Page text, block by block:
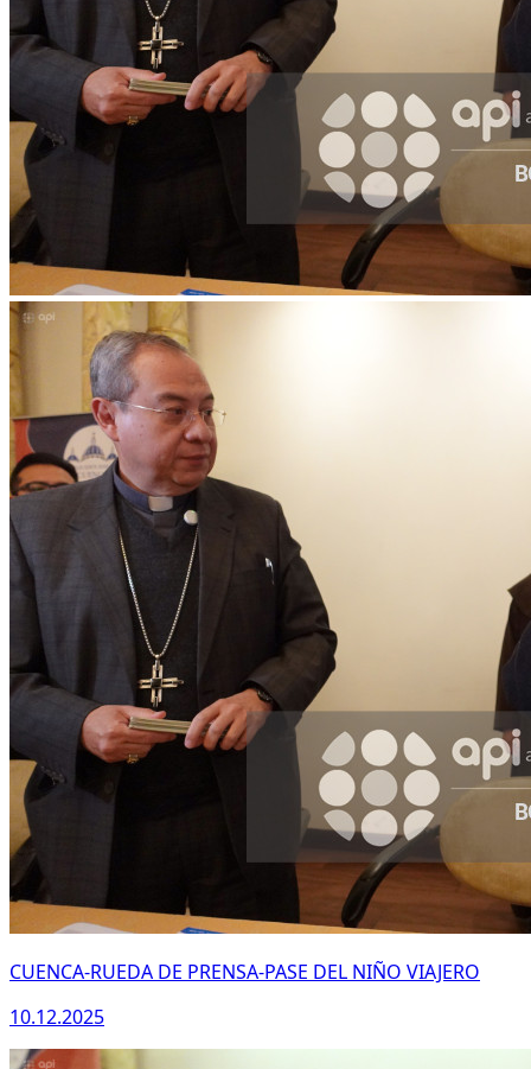
WhatsApp
CUENCA-RUEDA DE PRENSA-PASE DEL NIÑO VIAJERO
10.12.2025